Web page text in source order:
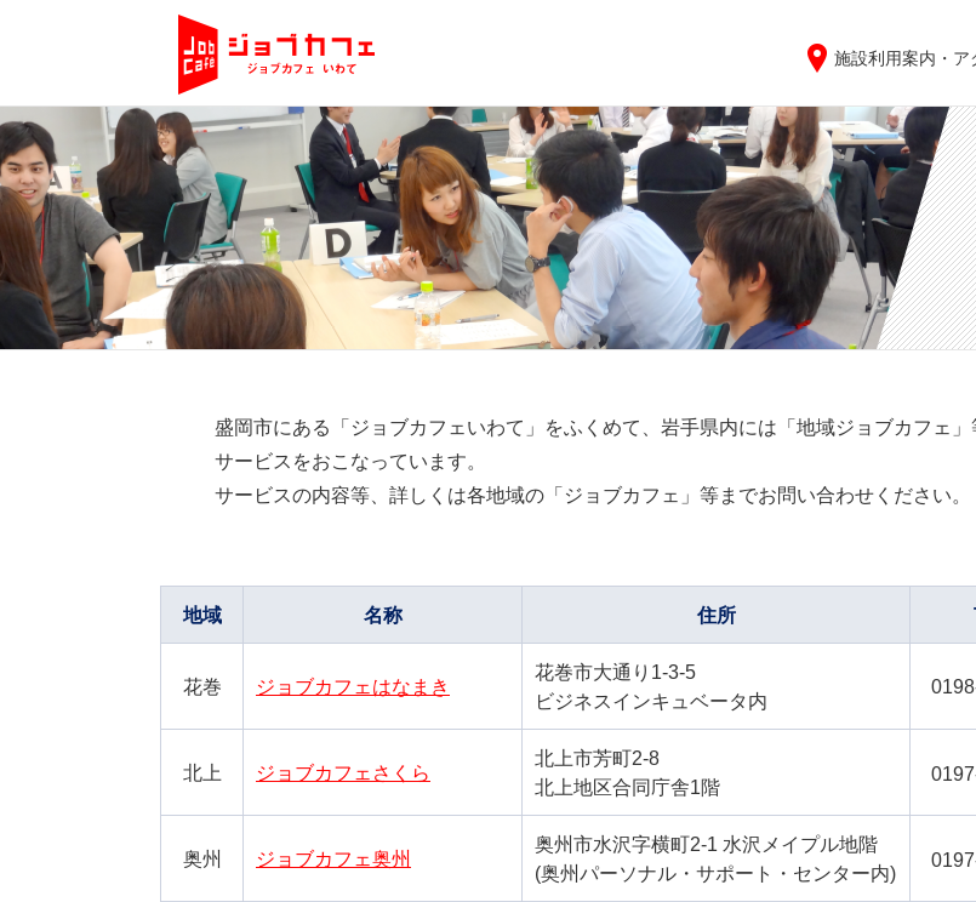
施設利用案内・ア
盛岡市にある「ジョブカフェいわて」をふくめて、岩手県内には「地域ジョブカフェ
サービスをおこなっています。
サービスの内容等、詳しくは各地域の「ジョブカフェ」等までお問い合わせください。
地域 名称 住所
花巻 ジョブカフェはなまき
花巻市大通り1-3-5
ビジネスインキュベータ内
北上 ジョブカフェさくら
北上市芳町2-8
北上地区合同庁舎1階
奥州 ジョブカフェ奥州
奥州市水沢字横町2-1 水沢メイプル地階
(奥州パーソナル・サポート・センター内)